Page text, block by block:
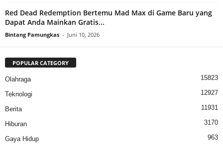
Red Dead Redemption Bertemu Mad Max di Game Baru yang
Dapat Anda Mainkan Gratis...
Bintang Pamungkas - Juni 10, 2026
POPULAR CATEGORY
Olahraga 15823
Teknologi 12927
Berita 11931
Hiburan 3170
Gaya Hidup
963